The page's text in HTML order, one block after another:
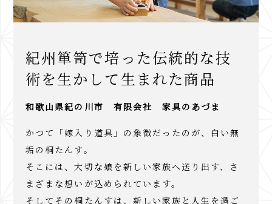
紀州箪笥で培った伝統的な技
術を生かして生まれた商品
和歌山県紀の川市 有限会社 家具のあづま
かつて「嫁入り道具」の象徴だったのが、白い無
垢の桐たんす。
そこには、大切な娘を新しい家族へ送り出す、さ
まざまな想いが込められています。
そしてその桐たんすは、新しい家族と人生を過ご